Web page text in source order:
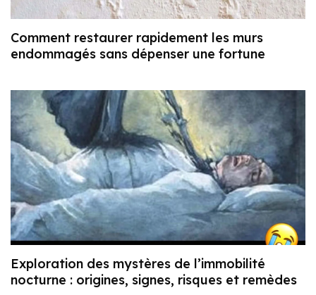
Comment restaurer rapidement les murs
endommagés sans dépenser une fortune
Exploration des mystères de l’immobilité
nocturne : origines, signes, risques et remèdes